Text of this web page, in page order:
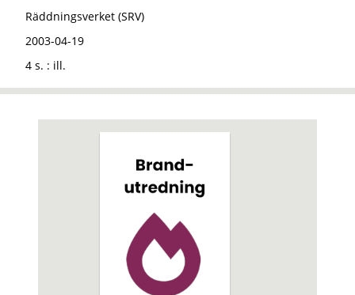
Räddningsverket (SRV)
2003-04-19
4 s. : ill.